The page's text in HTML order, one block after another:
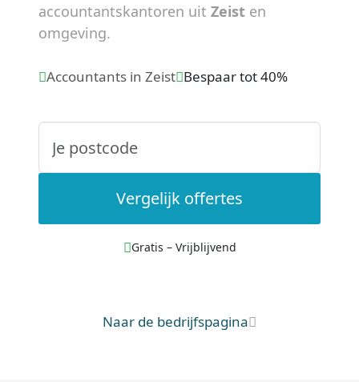
accountantskantoren uit Zeist en
omgeving.
Accountants in Zeist Bespaar tot 40%
Vergelijk offertes
Gratis – Vrijblijvend
Naar de bedrijfspagina